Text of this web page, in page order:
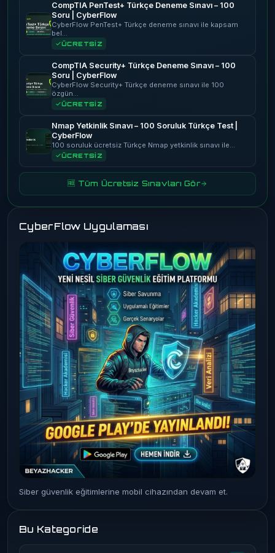
CompTIA PenTest+ Türkçe Deneme Sınavı – 100
Soru | CyberFlow
CyberFlow PenTest+ Türkçe deneme sınavı ile kapsam
bel…
ÜCRETSİZ
CompTIA Security+ Türkçe Deneme Sınavı – 100
Soru | CyberFlow
CyberFlow Security+ Türkçe deneme sınavı ile 100
özgün…
ÜCRETSİZ
Nmap Yetkinlik Sınavı – 100 Soruluk Türkçe Test |
CyberFlow
100 soruluk ücretsiz Türkçe Nmap yetkinlik sınavı ile…
ÜCRETSİZ
🆓 Tüm Ücretsiz Sınavları Gör
CyberFlow Uygulaması
Siber güvenlik eğitimlerine mobil cihazından devam et.
Bu Kategoride